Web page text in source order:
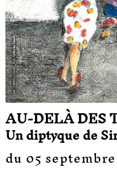
AU-DELÀ DES
Un diptyque de
du 05